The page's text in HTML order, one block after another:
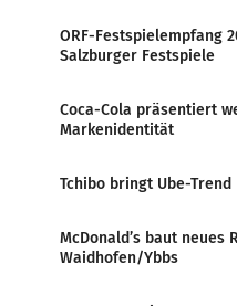
ORF-Festspielempfang
Salzburger Festspiele
Coca-Cola präsentiert
Markenidentität
Tchibo bringt Ube-
McDonald’s baut neues
Waidhofen/Ybbs